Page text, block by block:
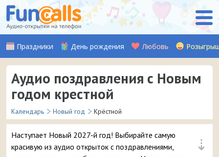
Праздники День рождения Любовь
Аудио поздравления с Новым
годом крестной
Календарь Новый год Крёстной
⇣
Наступает Новый 2027-й год! Выбирайте самую
красивую из аудио открыток с поздравлениями,